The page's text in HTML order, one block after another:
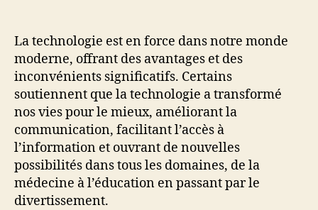
contre
nouvelle
technologie
?
La technologie est en force dans notre monde
moderne, offrant des avantages et des
inconvénients significatifs. Certains
soutiennent que la technologie a transformé
nos vies pour le mieux, améliorant la
communication, facilitant l’accès à
l’information et ouvrant de nouvelles
possibilités dans tous les domaines, de la
médecine à l’éducation en passant par le
divertissement.